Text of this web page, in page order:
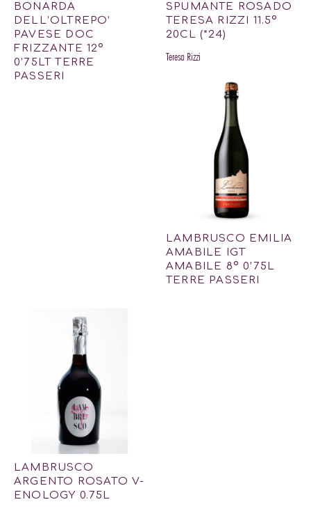
BONARDA
DELL’OLTREPO’
PAVESE DOC
FRIZZANTE 12º
0’75LT TERRE
PASSERI
SPUMANTE ROSADO
TERESA RIZZI 11.5º
20CL (*24)
Teresa Rizzi
LAMBRUSCO EMILIA
AMABILE IGT
AMABILE 8º 0’75L
TERRE PASSERI
LAMBRUSCO
ARGENTO ROSATO V-
ENOLOGY 0.75L